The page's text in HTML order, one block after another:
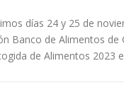
días 24 y 25 de
Banco de Alimentos de
de Alimentos 2023